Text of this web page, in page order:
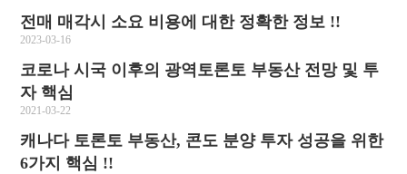
전매 매각시 소요 비용에 대한 정확한 정보 !!
2023-03-16
코로나 시국 이후의 광역토론토 부동산 전망 및 투
자 핵심
2021-03-22
캐나다 토론토 부동산, 콘도 분양 투자 성공을 위한
6가지 핵심 !!